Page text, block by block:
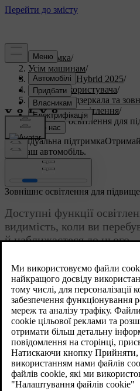
Підтримка/
Усім машинам/
V60 Plug-in Hybrid 2025/
Посібник користувача/
Видимість, дзеркала та
Зовнішнє освітлення/
Зовнішнє освітлення для
Індивідуальна підтримка
про ваш автомобіль.
Зовнішнє освітлення для
Доступні функції
видимість, коли ви
й наближаєтеся до нього.
Привітальні вогні
Деякі вогні автоматично
часу, коли ви наближаєтеся до
Указівне світло
Коли ви замикаєте й залишаєте
ввімкнути додаткове освітлення
проміжок часу.